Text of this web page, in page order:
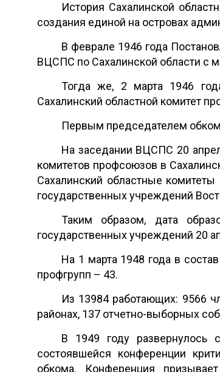
История Сахалинской
создания единой на островах
В феврале 1946 года
ВЦСПС по Сахалинской области с
Тогда же, 2 марта 1946
Сахалинский областной комитет
Первым председателем
На заседании ВЦСПС 20
комитетов профсоюзов в
Сахалинский областные
государственных учреждений
Таким образом, дата
государственных учреждений 20
На 1 марта 1948 года в
профгрупп – 43.
Из 13984 работающих: 9566
районах, 137 отчетно-выборных
В 1949 году развернулось
состоявшейся конференции
обкома. Конференция